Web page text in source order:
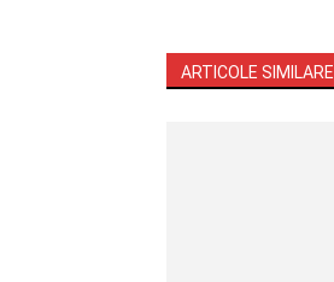
ARTICOLE SIMILARE